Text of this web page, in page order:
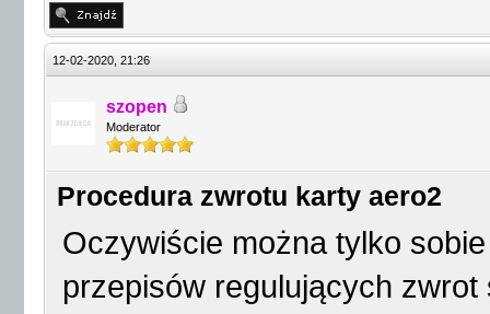
12-02-2020, 21:26
szopen
Moderator
Procedura zwrotu karty aero2
Oczywiście można tylko
przepisów regulujących